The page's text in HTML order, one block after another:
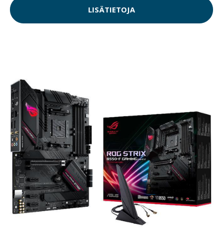
LISÄTIETOJA